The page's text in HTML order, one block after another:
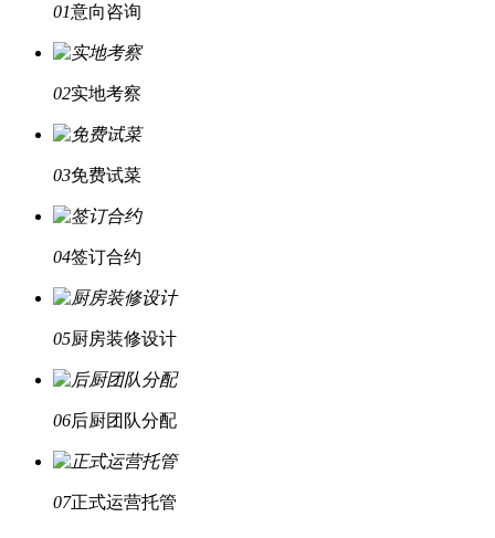
01意向咨询
02实地考察
03免费试菜
04签订合约
05厨房装修设计
06后厨团队分配
07正式运营托管